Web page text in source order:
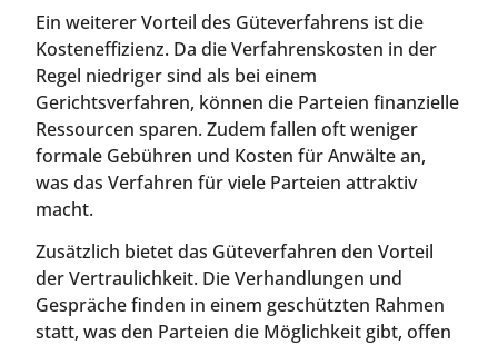
Ein weiterer Vorteil des Güteverfahrens ist die
Kosteneffizienz. Da die Verfahrenskosten in der
Regel niedriger sind als bei einem
Gerichtsverfahren, können die Parteien finanzielle
Ressourcen sparen. Zudem fallen oft weniger
formale Gebühren und Kosten für Anwälte an,
was das Verfahren für viele Parteien attraktiv
macht.
Zusätzlich bietet das Güteverfahren den Vorteil
der Vertraulichkeit. Die Verhandlungen und
Gespräche finden in einem geschützten Rahmen
statt, was den Parteien die Möglichkeit gibt, offen